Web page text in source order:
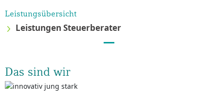
Leistungsübersicht
Leistungen Steuerberater
Das sind wir